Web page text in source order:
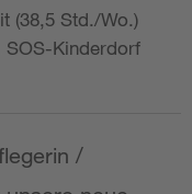
(38,5 Std./Wo.)
SOS-Kinderdorf
/